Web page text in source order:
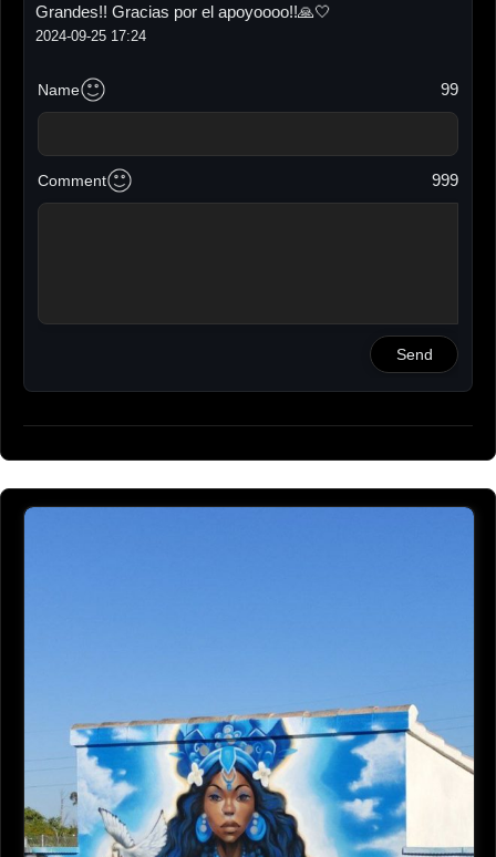
Grandes!! Gracias por el apoyoooo!!🙏🤍
2024-09-25 17:24
Name 99
Comment 999
Send